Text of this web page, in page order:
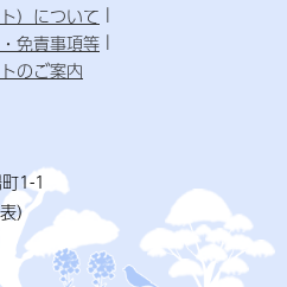
）について
免責事項等
のご案内
1-1
）